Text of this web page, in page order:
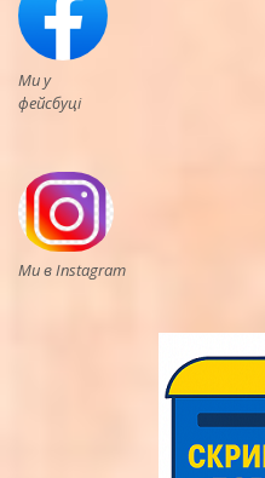
Ми у
фейсбуці
Ми в Instagram